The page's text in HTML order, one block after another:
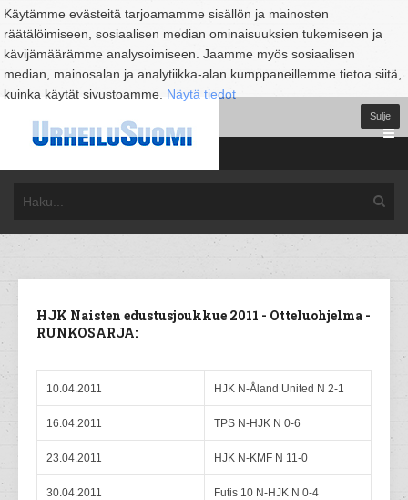
Käytämme evästeitä tarjoamamme sisällön ja mainosten
räätälöimiseen, sosiaalisen median ominaisuuksien tukemiseen ja
kävijämäärämme analysoimiseen. Jaamme myös sosiaalisen
median, mainosalan ja analytiikka-alan kumppaneillemme tietoa siitä,
kuinka käytät sivustoamme. Näytä tiedot
Sulje
HJK Naisten edustusjoukkue 2011 - Otteluohjelma -
RUNKOSARJA:
10.04.2011 HJK N-Åland United N 2-1
16.04.2011 TPS N-HJK N 0-6
23.04.2011 HJK N-KMF N 11-0
30.04.2011 Futis 10 N-HJK N 0-4